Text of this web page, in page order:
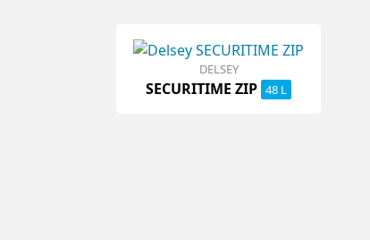
DELSEY
SECURITIME ZIP 48 L